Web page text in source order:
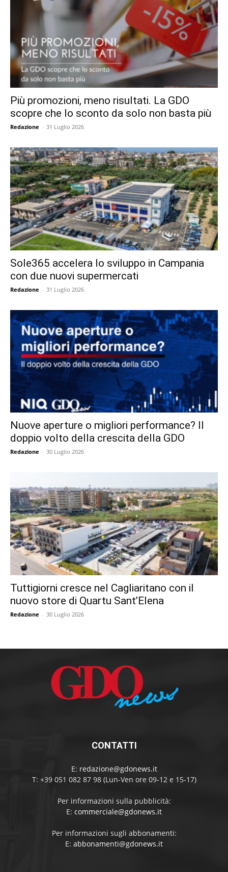
Più promozioni, meno risultati. La GDO
scopre che lo sconto da solo non basta più
Redazione - 31 Luglio 2026
Sole365 accelera lo sviluppo in Campania
con due nuovi supermercati
Redazione - 31 Luglio 2026
Nuove aperture o migliori performance? Il
doppio volto della crescita della GDO
Redazione - 30 Luglio 2026
Tuttigiorni cresce nel Cagliaritano con il
nuovo store di Quartu Sant’Elena
Redazione - 30 Luglio 2026
CONTATTI
E: redazione@gdonews.it
T: +39 051 082 87 98 (Lun-Ven ore 09-12 e 15-17)
Per informazioni sulla pubblicità:
E: commerciale@gdonews.it
Per informazioni sugli abbonamenti:
E: abbonamenti@gdonews.it